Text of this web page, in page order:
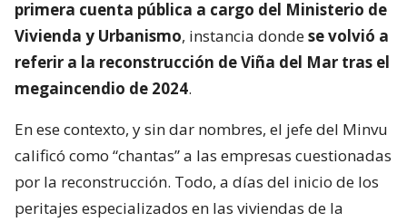
primera cuenta pública a cargo del Ministerio de
Vivienda y Urbanismo, instancia dondese volvió a
referir a la reconstrucción de Viña del Mar tras el
megaincendio de 2024.
En ese contexto, y sin dar nombres, el jefe del Minvu
calificó como “chantas” a las empresas cuestionadas
por la reconstrucción. Todo, a días del inicio de los
peritajes especializados en las viviendas de la